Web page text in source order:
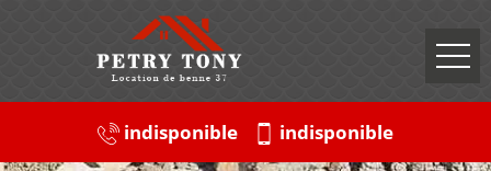
indisponible indisponible